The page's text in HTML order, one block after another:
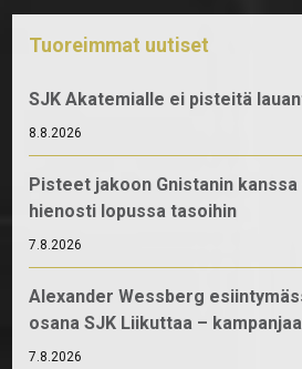
Tuoreimmat uutiset
SJK Akatemialle ei pisteitä
8.8.2026
Pisteet jakoon Gnistanin kanssa
hienosti lopussa tasoihin
7.8.2026
Alexander Wessberg
osana SJK Liikuttaa – kampanjaa
7.8.2026